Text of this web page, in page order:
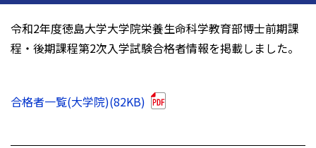
令和2年度徳島大学大学院栄養生命科学教育部博士前期課
程・後期課程第2次入学試験合格者情報を掲載しました。
合格者一覧(大学院)(82KB)